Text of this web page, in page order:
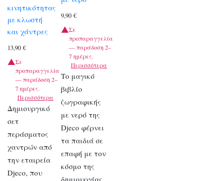
κινητικότητας
με κλωστή
και χάντρες
13,90 €
Σε
προπαραγγελία
— παράδοση 2–
7 ημέρες.
Περισσότερα
Δημιουργικό
σετ
περάσματος
χαντρών από
την εταιρεία
Djeco, που
9,90€
Σε
προπαραγγελία
— παράδοση 2–
7 ημέρες.
Περισσότερα
Το μαγικό
βιβλίο
ζωγραφικής
με νερό της
Djeco φέρνει
τα παιδιά σε
επαφή με τον
κόσμο της